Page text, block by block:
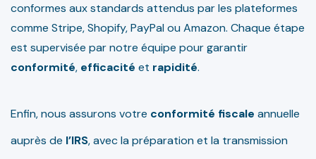
conformes aux standards attendus par les plateformes
comme Stripe, Shopify, PayPal ou Amazon. Chaque étape
est supervisée par notre équipe pour garantir
conformité, efficacité et rapidité.
Enfin, nous assurons votre conformité fiscale annuelle
auprès de l’IRS, avec la préparation et la transmission